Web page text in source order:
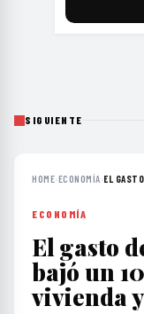
SIGUIENTE
HOME›ECONOMÍA›EL
ECONOMÍA
El gasto
bajó un
vivienda